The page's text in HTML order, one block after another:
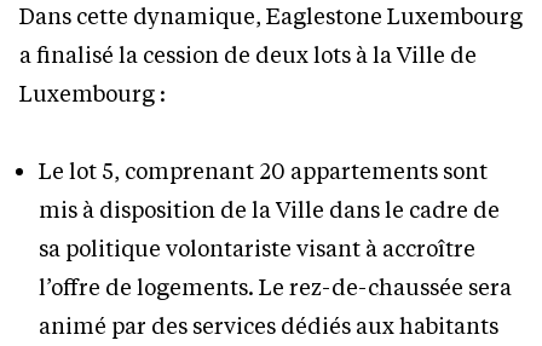
Dans cette dynamique, Eaglestone Luxembourg
a finalisé la cession de deux lots à la Ville de
Luxembourg :
Le lot 5, comprenant 20 appartements sont
mis à disposition de la Ville dans le cadre de
sa politique volontariste visant à accroître
l’offre de logements. Le rez-de-chaussée sera
animé par des services dédiés aux habitants